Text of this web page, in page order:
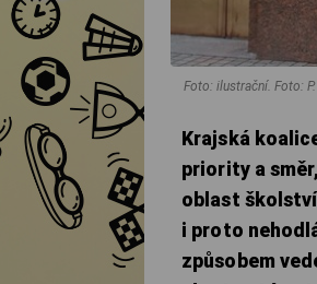
Foto: ilustrační. Foto:
Krajská
priority a
oblast
i proto
způsobem